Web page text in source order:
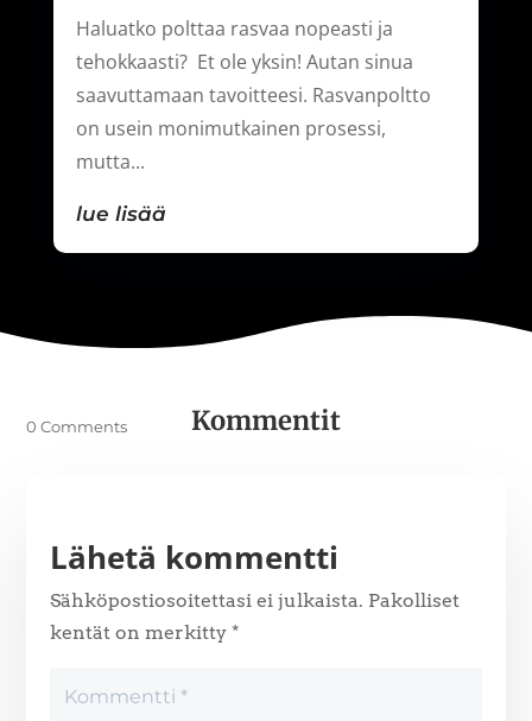
Haluatko polttaa rasvaa nopeasti ja
tehokkaasti? Et ole yksin! Autan sinua
saavuttamaan tavoitteesi. Rasvanpoltto
on usein monimutkainen prosessi,
mutta...
lue lisää
Kommentit
0 Comments
Lähetä kommentti
Sähköpostiosoitettasi ei julkaista. Pakolliset
kentät on merkitty*